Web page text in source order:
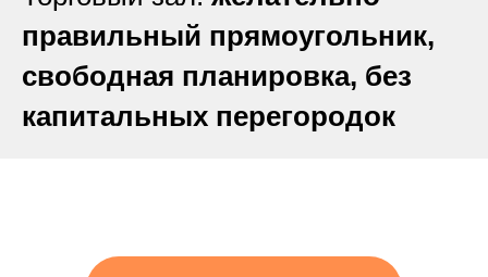
правильный прямоугольник,
свободная планировка, без
капитальных перегородок